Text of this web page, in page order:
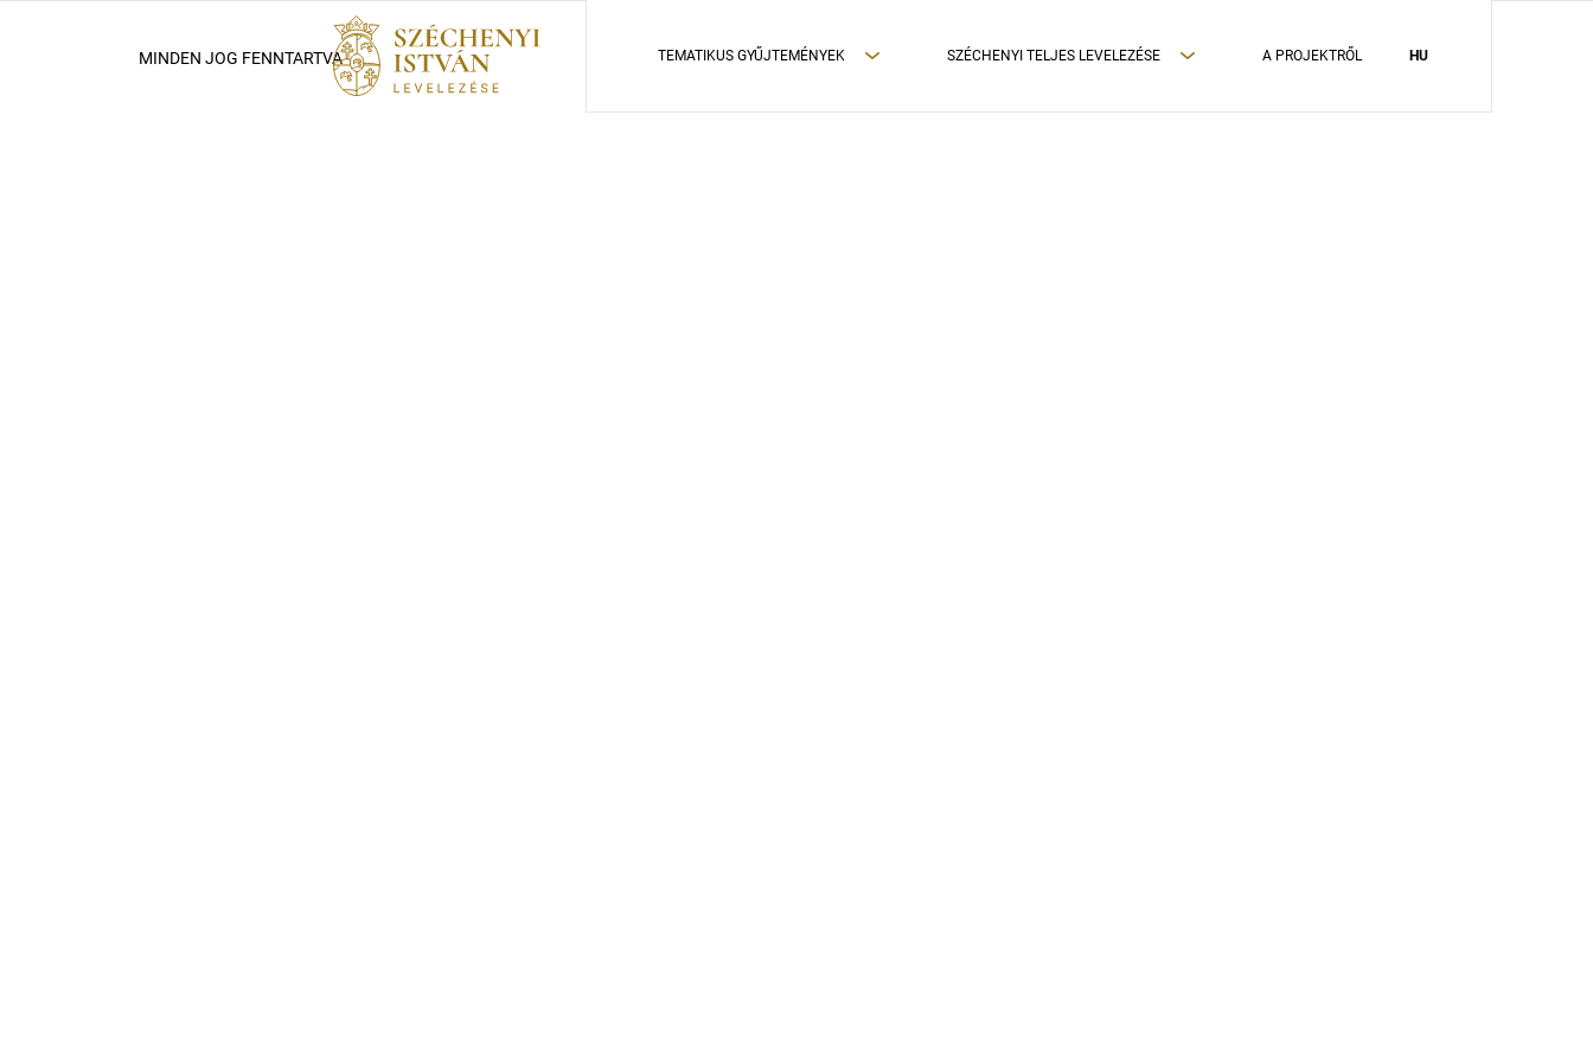
TEMATIKUS GYŰJTEMÉNYEK SZÉCHENYI TELJES LEVELEZÉSE A PROJEKTRŐL HU
MINDEN JOG FENNTARTVA ADATVÉDELMI TÁJÉKOZTATÓ